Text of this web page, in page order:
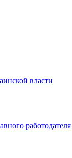
власти
работодателя